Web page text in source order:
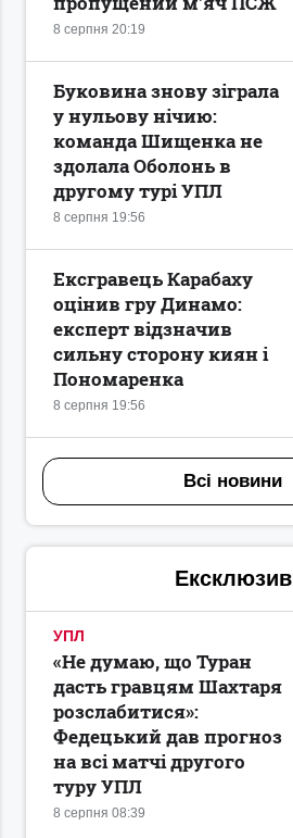
8 серпня 20:19
8 серпня 19:56
Буковина знову зіграла
у нульову нічию:
команда Шищенка не
здолала Оболонь в
другому турі УПЛ
8 серпня 19:56
Ексгравець Карабаху
оцінив гру Динамо:
експерт відзначив
сильну сторону киян і
Пономаренка
Всі новини
Ексклюзив
УПЛ
8 серпня 08:39
«Не думаю, що Туран
дасть гравцям Шахтаря
розслабитися»:
Федецький дав прогноз
на всі матчі другого
туру УПЛ